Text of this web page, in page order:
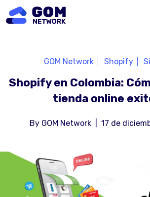
Shopify en Colombia:
tienda online
GOM Network Shopify
By GOM Network 17 de